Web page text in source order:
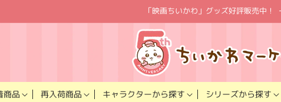
「映画ちいかわ」グッズ好評販売中！
商品 再入荷商品 キャラクターから探す シリーズから探す